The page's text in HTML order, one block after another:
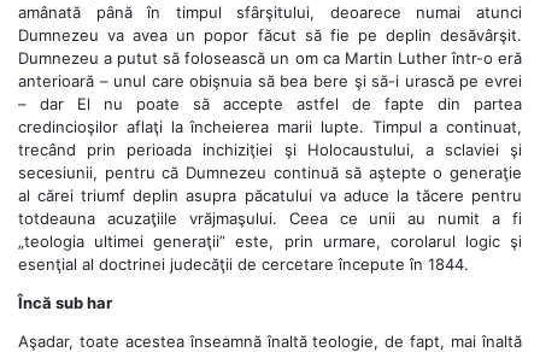
amânată până în timpul sfârşitului, deoarece numai atunci
Dumnezeu va avea un popor făcut să fie pe deplin desăvârşit.
Dumnezeu a putut să folosească un om ca Martin Luther într-o eră
anterioară – unul care obişnuia să bea bere şi să-i urască pe evrei
– dar El nu poate să accepte astfel de fapte din partea
credincioşilor aflaţi la încheierea marii lupte. Timpul a continuat,
trecând prin perioada inchiziţiei şi Holocaustului, a sclaviei şi
secesiunii, pentru că Dumnezeu continuă să aştepte o generaţie
al cărei triumf deplin asupra păcatului va aduce la tăcere pentru
totdeauna acuzaţiile vrăjmaşului. Ceea ce unii au numit a fi
„teologia ultimei generaţii” este, prin urmare, corolarul logic şi
esenţial al doctrinei judecăţii de cercetare începute în 1844.
Încă sub har
Aşadar, toate acestea înseamnă înaltă teologie, de fapt, mai înaltă